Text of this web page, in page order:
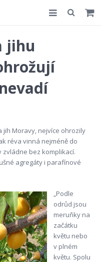
jihu
jih Moravy, nejvíce ohrozily
réva vinná nejméně do
bez komplikací.
agregáty i parafínové
„Podle
odrůd jsou
meruňky na
začátku
květu nebo
v plném
květu. Spolu